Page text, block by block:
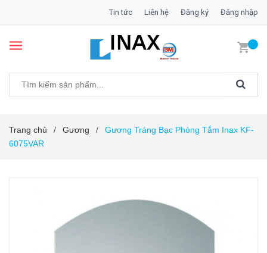
Tin tức Liên hệ Đăng ký Đăng nhập
Trang chủ / Gương /
Gương Tráng Bạc Phòng Tắm Inax KF-
6075VAR